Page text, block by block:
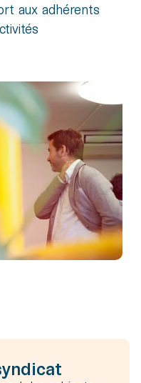
aux adhérents